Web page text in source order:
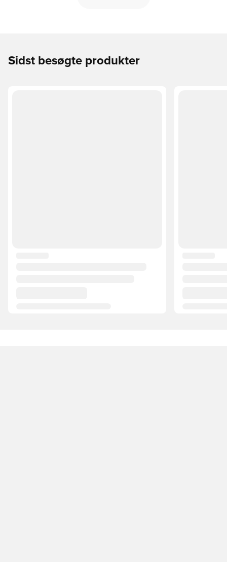
Sidst besøgte produkter